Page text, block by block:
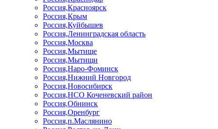
Россия,Красноярск
Россия,Крым
Россия,Куйбышев
Россия,Ленинградская область
Россия,Москва
Россия,Мытище
Россия,Мытищи
Россия,Наро-Фоминск
Россия,Нижний Новгород
Россия,Новосибирск
Россия,НСО Коченевский район
Россия,Обнинск
Россия,Оренбург
Россия,п.Маслянино